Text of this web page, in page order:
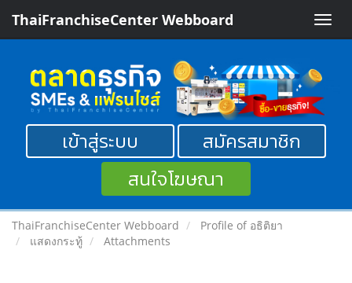
Toggle
ThaiFranchiseCenter Webboard
เข้าสู่ระบบ
สมัครสมาชิก
สนใจโฆษณา
ThaiFranchiseCenter Webboard
Profile of อธิติยา
แสดงกระทู้
Attachments